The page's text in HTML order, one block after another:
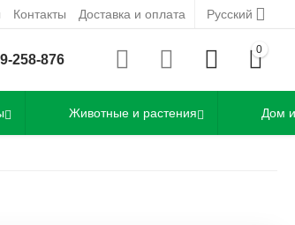
Русский
Контакты Доставка и оплата
258-876
0
Животные и растения Дом